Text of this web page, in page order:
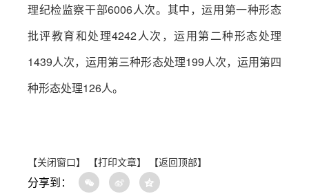
理纪检监察干部6006人次。其中，运用第一种形态
批评教育和处理4242人次，运用第二种形态处理
1439人次，运用第三种形态处理199人次，运用第四
种形态处理126人。
【关闭窗口】 【打印文章】 【返回顶部】
分享到：